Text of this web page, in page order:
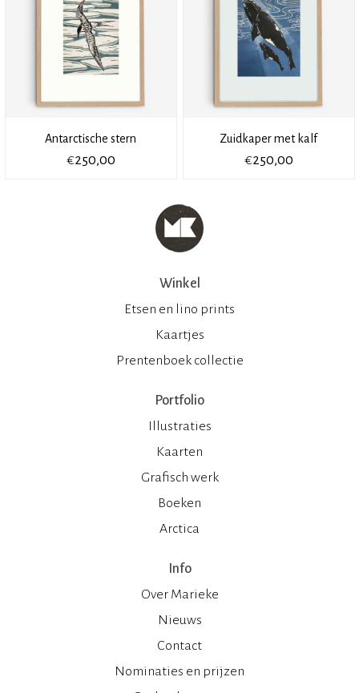
Antarctische stern
€250,00
Zuidkaper met kalf
€250,00
Winkel
Etsen en lino prints
Kaartjes
Prentenboek collectie
Portfolio
Illustraties
Kaarten
Grafisch werk
Boeken
Arctica
Info
Over Marieke
Nieuws
Contact
Nominaties en prijzen